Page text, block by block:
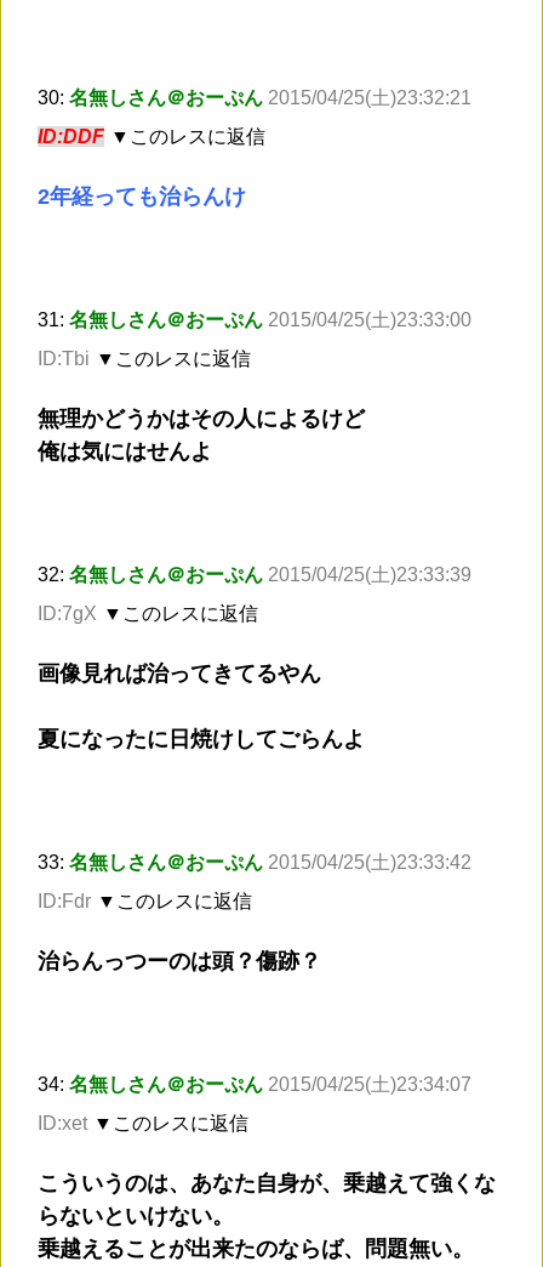
30: 名無しさん＠おーぷん 2015/04/25(土)23:32:21
ID:DDF ▼このレスに返信
2年経っても治らんけ
31: 名無しさん＠おーぷん 2015/04/25(土)23:33:00
ID:Tbi ▼このレスに返信
無理かどうかはその人によるけど
俺は気にはせんよ
32: 名無しさん＠おーぷん 2015/04/25(土)23:33:39
ID:7gX ▼このレスに返信
画像見れば治ってきてるやん
夏になったに日焼けしてごらんよ
33: 名無しさん＠おーぷん 2015/04/25(土)23:33:42
ID:Fdr ▼このレスに返信
治らんっつーのは頭？傷跡？
34: 名無しさん＠おーぷん 2015/04/25(土)23:34:07
ID:xet ▼このレスに返信
こういうのは、あなた自身が、乗越えて強くな
らないといけない。
乗越えることが出来たのならば、問題無い。